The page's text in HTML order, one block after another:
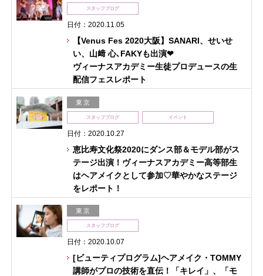
スタッフブログ
日付：2020.11.05
【Venus Fes 2020大阪】SANARI、せいせ
い、山﨑 心､FAKYも出演❤︎
ヴィーナスアカデミー生徒プロデュースの生
配信フェスレポート
東京
スタッフブログ イベント
日付：2020.10.27
恵比寿文化祭2020にダンス部＆モデル部がス
テージ出演！ヴィーナスアカデミー高等部生
はヘアメイクとして参加♡華やかなステージ
をレポート！
東京
スタッフブログ
日付：2020.10.07
[ビューティプログラム]ヘアメイク・TOMMY
講師がプロの技術を直伝！「キレイ」、「モ